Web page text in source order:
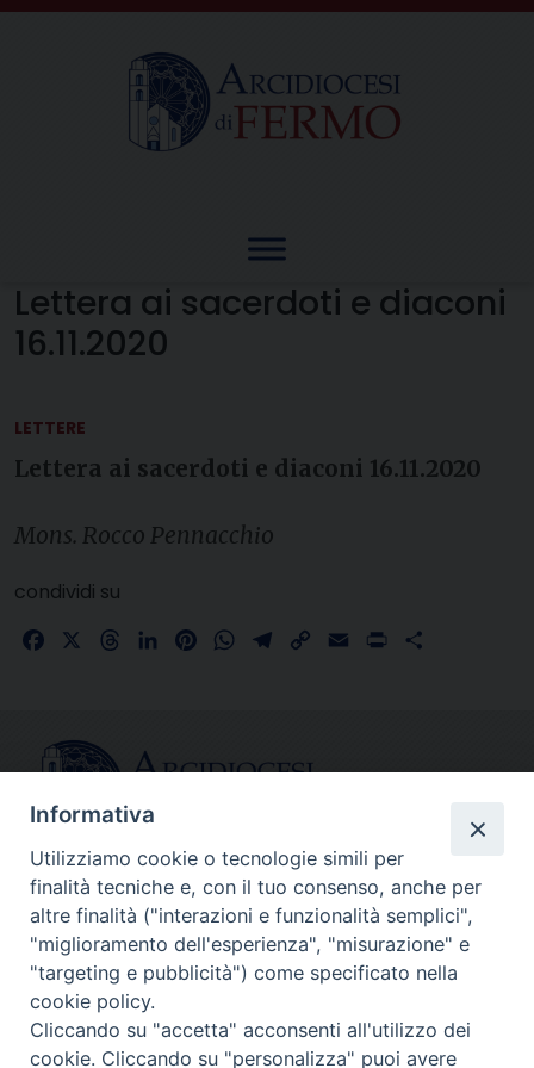
Skip
Lettera ai sacerdoti e diaconi
16.11.2020
LETTERE
Lettera ai sacerdoti e diaconi 16.11.2020
Mons. Rocco Pennacchio
condividi su
FacebookThreadsLinkedInPinterestWhatsApp
Telegram
Copy Email Print
CONTATTI
info@fermodiocesi.it
pec:economato.diocesifermo@legalmail.it
SEGUICI SU
Informativa
Utilizziamo cookie o tecnologie simili per
finalità tecniche e, con il tuo consenso, anche per
altre finalità ("interazioni e funzionalità semplici",
"miglioramento dell'esperienza", "misurazione" e
"targeting e pubblicità") come specificato nella
cookie policy.
Cliccando su "accetta" acconsenti all'utilizzo dei
cookie. Cliccando su "personalizza" puoi avere